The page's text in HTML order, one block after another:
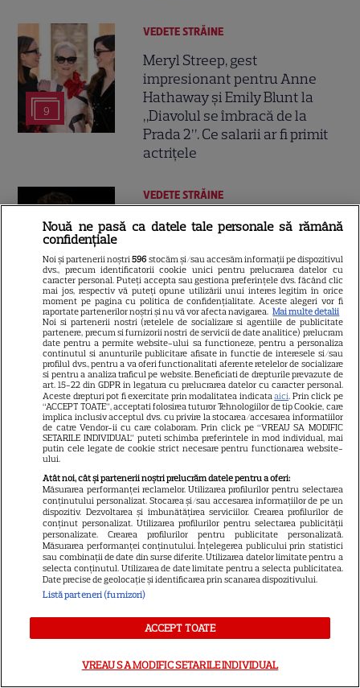
9
VEDETE STRĂINE
Meryl Streep, gest
impresionant pentru Anne
Hathaway și Emily Blunt la
„Diavolul se îmbracă de la
Prada 2”. Ce salarii ar fi primit
actrițele
13
VEDETE STRĂINE
Tom Holland, decizie radicală
promisiune a făcut actorul
după momentele virale în care
a făcut senzație prin dans
13
SKYSHOWTIME
Scarlett Johansson și Kristin
Scott Thomas, din nou mamă
și fiică pe ecran în „My
Mother's Wedding”. Când
apare filmul pe SkyShowtime
9
PRIME VIDEO
Jamie Campbell Bower, starul
din „Stranger Things”, intră în
universul „Stăpânul Inelelor”.
Ce rol legendar va interpreta în
sezonul 3
NETFLIX
coreean de pe Netflix: Regele
Nouă ne pasă ca datele tale personale să rămână
confidențiale
Noi și partenerii noștri596 stocăm și/sau accesăm informații pe dispozitivul
dvs., precum identificatorii cookie unici pentru prelucrarea datelor cu
caracter personal. Puteți accepta sau gestiona preferințele dvs. făcând clic
mai jos, respectiv vă puteți opune utilizării unui interes legitim în orice
moment pe pagina cu politica de confidențialitate. Aceste alegeri vor fi
raportate partenerilor noștri și nu vă vor afecta navigarea. Mai multe detalii
Noi si partenerii nostri (retelele de socializare si agentiile de publicitate
partenere, precum si furnizorii nostri de servicii de date analitice) prelucram
date pentru a permite website-ului sa functioneze, pentru a personaliza
continutul si anunturile publicitare afisate in functie de interesele si/sau
profilul dvs., pentru a va oferi functionalitati aferente retelelor de socializare
si pentru a analiza traficul pe website. Beneficiati de drepturile prevazute de
art. 15-22 din GDPR in legatura cu prelucrarea datelor cu caracter personal.
Aceste drepturi pot fi exercitate prin modalitatea indicataaici. Prin click pe
“ACCEPT TOATE”, acceptati folosirea tuturor Tehnologiilor de tip Cookie, care
implica inclusiv acceptul dvs. cu privire la stocarea/accesarea informatiilor
de catre Vendor-ii cu care colaboram. Prin click pe “VREAU SA MODIFIC
SETARILE INDIVIDUAL” puteti schimba preferintele in mod individual, mai
putin cele legate de cookie strict necesare pentru functionarea website-
ului.
Atât noi, cât și partenerii noștri prelucrăm datele pentru a oferi:
Măsurarea performanței reclamelor. Utilizarea profilurilor pentru selectarea
conținutului personalizat. Stocarea și/sau accesarea informațiilor de pe un
dispozitiv. Dezvoltarea și îmbunătățirea serviciilor. Crearea profilurilor de
conținut personalizat. Utilizarea profilurilor pentru selectarea publicității
personalizate. Crearea profilurilor pentru publicitate personalizată.
Măsurarea performanței conținutului. Înțelegerea publicului prin statistici
sau combinații de date din surse diferite. Utilizarea datelor limitate pentru a
selecta conținutul. Utilizarea de date limitate pentru a selecta publicitatea.
Date precise de geolocație și identificarea prin scanarea dispozitivului.
Listă parteneri (furnizori)
ACCEPT TOATE
VREAU SA MODIFIC SETARILE INDIVIDUAL